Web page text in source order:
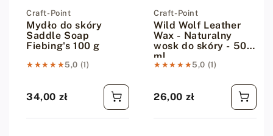
Dostawca:
Craft-Point
Mydło do skóry
Saddle Soap
Fiebing's 100 g
★★★★★
★★★★★5,0 (1)
Cena regularna
34,00 zł
Dostawca:
Craft-Point
Wild Wolf Leather
Wax - Naturalny
wosk do skóry - 50
ml
★★★★★
★★★★★5,0 (1)
Cena regularna
26,00 zł